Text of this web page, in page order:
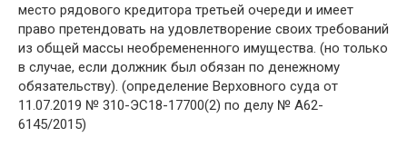
место рядового кредитора третьей очереди и имеет
право претендовать на удовлетворение своих требований
из общей массы необремененного имущества. (но только
в случае, если должник был обязан по денежному
обязательству). (определение Верховного суда от
11.07.2019 № 310-ЭС18-17700(2) по делу № А62-
6145/2015)